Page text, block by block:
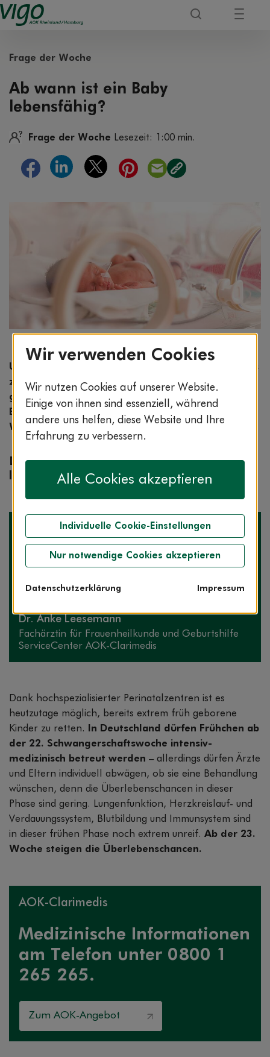
Frage der Woche
Ab wann ist ein Baby
lebensfähig?
Frage der Woche Lesezeit: 1:00 min.
Unsere Clarimedis-Experten nehmen jedes Jahr bis
zu einer halben Million Anrufe entgegen. Häufig
gestellte Gesundheitsfragen beantwortet das
Expertenteam in unserer Rubrik „Frage der
Woche“.
Diese Woche: Ab wann ist ein Baby
lebensfähig?
Die Expertin zum Thema
Dr. Anke Leesemann
Fachärztin für Frauenheilkunde und Geburtshilfe
ServiceCenter AOK-Clarimedis
Dank hochspezialisierter Perinatalzentren ist es
heutzutage möglich, bereits extrem früh geborene
Kinder zu retten.
In Deutschland dürfen Frühchen ab
der 22. Schwangerschaftswoche intensiv-
medizinisch betreut werden – allerdings dürfen Ärzte
und Eltern individuell abwägen, ob sie eine Behandlung
wünschen, denn die Überlebenschancen in dieser
Phase sind gering. Lungenfunktion, Herzkreislauf- und
Verdauungssystem, Blutbildung und Immunsystem sind
in dieser frühen Phase noch extrem unreif. Ab der 23.
Woche steigen die Überlebenschancen.
AOK-Clarimedis
Medizinische Informationen
am Telefon unter 0800 1
265 265.
Zum AOK-Angebot
Wir verwenden Cookies
Wir nutzen Cookies auf unserer Website.
Einige von ihnen sind essenziell, während
andere uns helfen, diese Website und Ihre
Erfahrung zu verbessern.
Alle Cookies akzeptieren
Individuelle Cookie-Einstellungen
Nur notwendige Cookies akzeptieren
Datenschutzerklärung Impressum